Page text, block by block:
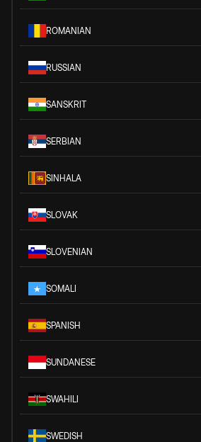
ROMANIAN
RUSSIAN
SANSKRIT
SERBIAN
SINHALA
SLOVAK
SLOVENIAN
SOMALI
SPANISH
SUNDANESE
SWAHILI
SWEDISH